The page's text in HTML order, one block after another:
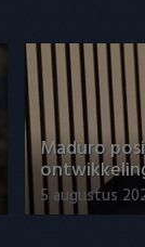
Maduro
5 augustus